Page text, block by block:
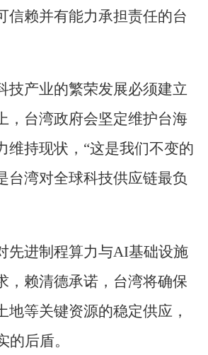
信赖并有能力承担责任的台
技产业的繁荣发展必须建立
，台湾政府会坚定维护台海
维持现状，“这是我们不变的
台湾对全球科技供应链最负
先进制程算力与AI基础设施
，赖清德承诺，台湾将确保
地等关键资源的稳定供应，
后盾。